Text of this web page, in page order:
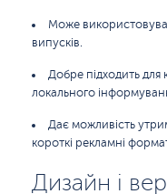
Може
випусків.
Добре підходить для
локального
Дає можливість
короткі рекламні
Дизайн і